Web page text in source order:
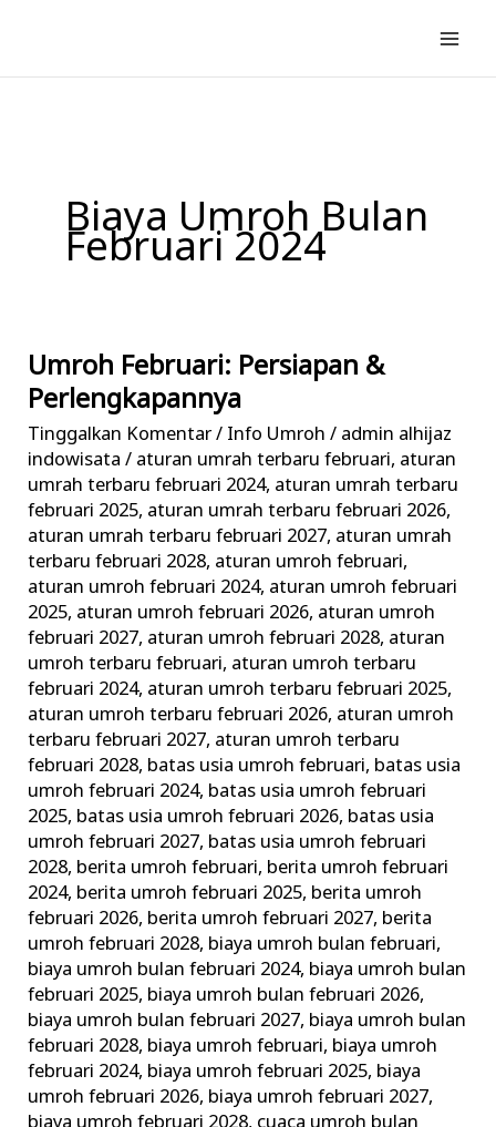
konten
Biaya Umroh Bulan
Februari 2024
Umroh Februari: Persiapan &
Perlengkapannya
Tinggalkan Komentar/ Info Umroh / admin alhijaz
indowisata/ aturan umrah terbaru februari, aturan
umrah terbaru februari 2024, aturan umrah terbaru
februari 2025, aturan umrah terbaru februari 2026,
aturan umrah terbaru februari 2027, aturan umrah
terbaru februari 2028, aturan umroh februari,
aturan umroh februari 2024, aturan umroh februari
2025, aturan umroh februari 2026, aturan umroh
februari 2027, aturan umroh februari 2028, aturan
umroh terbaru februari, aturan umroh terbaru
februari 2024, aturan umroh terbaru februari 2025,
aturan umroh terbaru februari 2026, aturan umroh
terbaru februari 2027, aturan umroh terbaru
februari 2028, batas usia umroh februari, batas usia
umroh februari 2024, batas usia umroh februari
2025, batas usia umroh februari 2026, batas usia
umroh februari 2027, batas usia umroh februari
2028, berita umroh februari, berita umroh februari
2024, berita umroh februari 2025, berita umroh
februari 2026, berita umroh februari 2027, berita
umroh februari 2028, biaya umroh bulan februari,
biaya umroh bulan februari 2024, biaya umroh bulan
februari 2025, biaya umroh bulan februari 2026,
biaya umroh bulan februari 2027, biaya umroh bulan
februari 2028, biaya umroh februari, biaya umroh
februari 2024, biaya umroh februari 2025, biaya
umroh februari 2026, biaya umroh februari 2027,
Umroh
Februari:
Persiapan
&
Perlengkapannya